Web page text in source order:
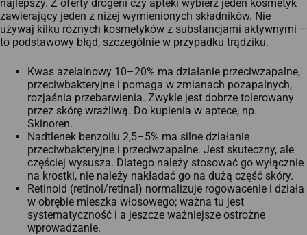
najlepszy. Z oferty drogerii czy apteki wybierz jeden kosmetyk
zawierający jeden z niżej wymienionych składników. Nie
używaj kilku różnych kosmetyków z substancjami aktywnymi –
to podstawowy błąd, szczególnie w przypadku trądziku.
Kwas azelainowy 10–20% ma działanie przeciwzapalne,
przeciwbakteryjne i pomaga w zmianach pozapalnych,
rozjaśnia przebarwienia. Zwykle jest dobrze tolerowany
przez skórę wrażliwą. Do kupienia w aptece, np.
Skinoren.
Nadtlenek benzoilu 2,5–5% ma silne działanie
przeciwbakteryjne i przeciwzapalne. Jest skuteczny, ale
częściej wysusza. Dlatego należy stosować go wyłącznie
na krostki, nie należy nakładać go na dużą część skóry.
Retinoid (retinol/retinal) normalizuje rogowacenie i działa
w obrębie mieszka włosowego; ważna tu jest
systematyczność i a jeszcze ważniejsze ostrożne
wprowadzanie.